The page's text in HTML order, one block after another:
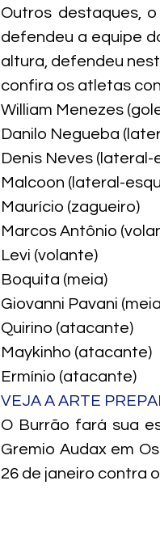
Outros destaques,
defendeu a equipe
altura, defendeu
confira os atletas
William Menezes
Danilo Negueba
Denis Neves (lateral-
Malcoon (lateral-
Maurício (zagueiro)
Marcos Antônio
Levi (volante)
Boquita (meia)
Giovanni Pavani
Quirino (atacante)
Maykinho (atacante)
Ermínio (atacante)
VEJA A ARTE
O Burrão fará sua
Gremio Audax em
26 de janeiro contra